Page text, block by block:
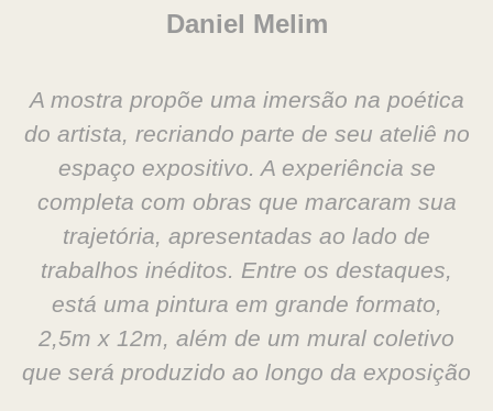
Daniel Melim
A mostra propõe uma imersão na poética
do artista, recriando parte de seu ateliê no
espaço expositivo. A experiência se
completa com obras que marcaram sua
trajetória, apresentadas ao lado de
trabalhos inéditos. Entre os destaques,
está uma pintura em grande formato,
2,5m x 12m, além de um mural coletivo
que será produzido ao longo da exposição